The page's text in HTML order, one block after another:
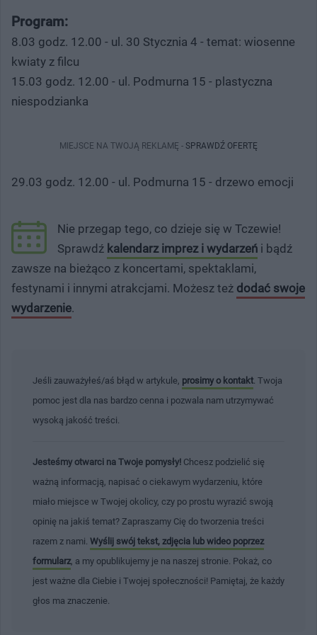
Program:
8.03 godz. 12.00 - ul. 30 Stycznia 4 - temat: wiosenne
kwiaty z filcu
15.03 godz. 12.00 - ul. Podmurna 15 - plastyczna
niespodzianka
MIEJSCE NA TWOJĄ REKLAMĘ - SPRAWDŹ OFERTĘ
29.03 godz. 12.00 - ul. Podmurna 15 - drzewo emocji
Nie przegap tego, co dzieje się w Tczewie!
Sprawdź kalendarz imprez i wydarzeń i bądź
zawsze na bieżąco z koncertami, spektaklami,
festynami i innymi atrakcjami. Możesz też dodać swoje
wydarzenie.
Jeśli zauważyłeś/aś błąd w artykule, prosimy o kontakt . Twoja
pomoc jest dla nas bardzo cenna i pozwala nam utrzymywać
wysoką jakość treści.
Jesteśmy otwarci na Twoje pomysły! Chcesz podzielić się
ważną informacją, napisać o ciekawym wydarzeniu, które
miało miejsce w Twojej okolicy, czy po prostu wyrazić swoją
opinię na jakiś temat? Zapraszamy Cię do tworzenia treści
razem z nami. Wyślij swój tekst, zdjęcia lub wideo poprzez
formularz , a my opublikujemy je na naszej stronie. Pokaż, co
jest ważne dla Ciebie i Twojej społeczności! Pamiętaj, że każdy
głos ma znaczenie.